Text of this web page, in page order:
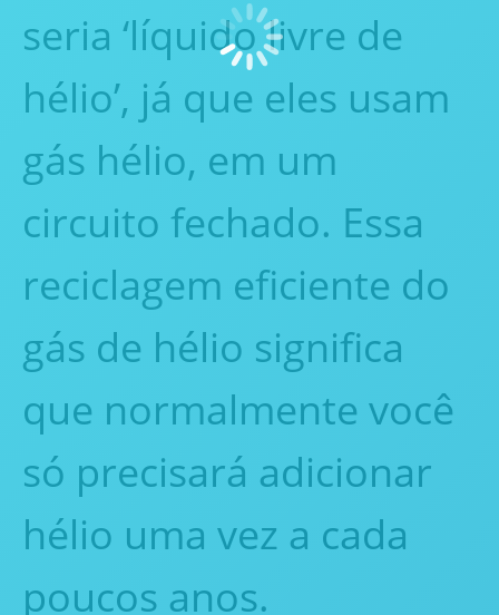
seria ‘líquido livre de
hélio’, já que eles usam
gás hélio, em um
circuito fechado. Essa
reciclagem eficiente do
gás de hélio significa
que normalmente você
só precisará adicionar
hélio uma vez a cada
poucos anos.